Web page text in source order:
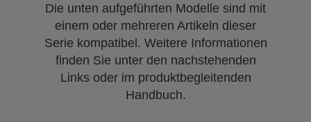
Die unten aufgeführten Modelle sind mit
einem oder mehreren Artikeln dieser
Serie kompatibel. Weitere Informationen
finden Sie unter den nachstehenden
Links oder im produktbegleitenden
Handbuch.